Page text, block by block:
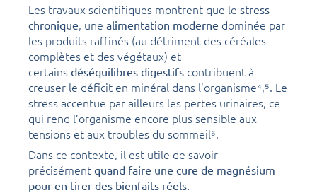
Les travaux scientifiques montrent que le stress
chronique, une alimentation moderne dominée par
les produits raffinés (au détriment des céréales
complètes et des végétaux) et
certains déséquilibres digestifs contribuent à
creuser le déficit en minéral dans l’organisme⁴,⁵. Le
stress accentue par ailleurs les pertes urinaires, ce
qui rend l’organisme encore plus sensible aux
tensions et aux troubles du sommeil⁶.
Dans ce contexte, il est utile de savoir
précisément quand faire une cure de magnésium
pour en tirer des bienfaits réels.